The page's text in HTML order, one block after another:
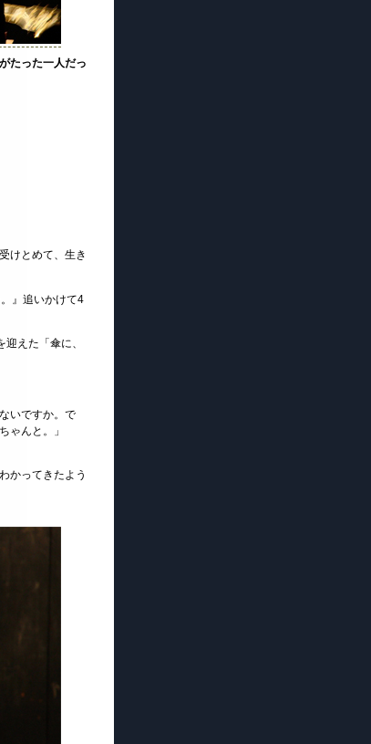
たった一人だっ
けとめて、生き
』追いかけて4
えた「傘に、
いですか。で
ゃんと。」
かってきたよう